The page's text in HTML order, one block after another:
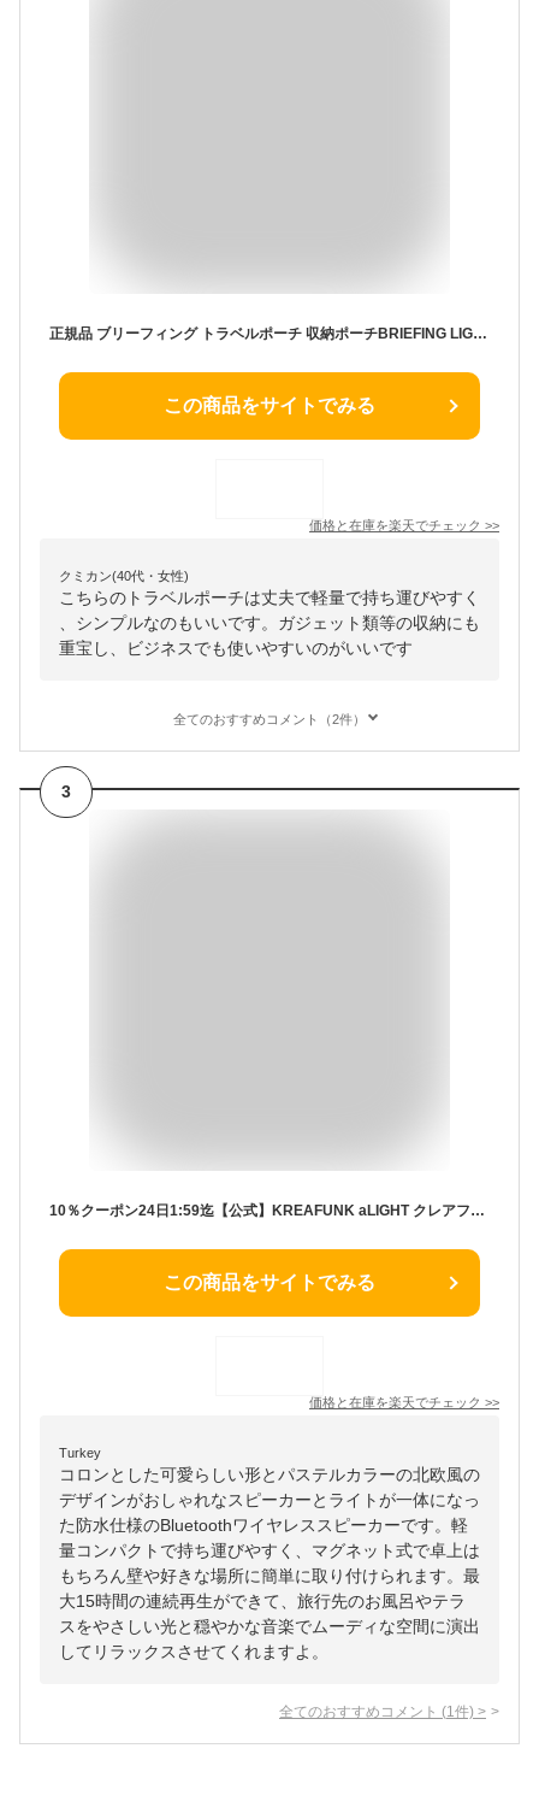
正規品 ブリーフィング トラベルポーチ 収納ポーチBRIEFING LIGHT BOX POUCH M BRA241A15 ライトボックスポーチ Mサイズマルチポーチ 旅行 ハンドル付き 取っ手付き 持運び バッグ ブランド メンズ レディース ソリッドライト◇おしゃれ ギフト 送料無料
この商品をサイトでみる
価格と在庫を楽天でチェック >>
クミカン(40代・女性)
こちらのトラベルポーチは丈夫で軽量で持ち運びやすく
、シンプルなのもいいです。ガジェット類等の収納にも
重宝し、ビジネスでも使いやすいのがいいです
全てのおすすめコメント（2件）
3
10％クーポン24日1:59迄【公式】KREAFUNK aLIGHT クレアファンク エーライト ワイヤレススピーカー IPX5 防水 小型 携帯 旅行 アウトドア デンマーク発 北欧デザイン かわいい ギフト プレゼント カラーバリエション 6色【国内正規品】
この商品をサイトでみる
価格と在庫を楽天でチェック >>
Turkey
コロンとした可愛らしい形とパステルカラーの北欧風の
デザインがおしゃれなスピーカーとライトが一体になっ
た防水仕様のBluetoothワイヤレススピーカーです。軽
量コンパクトで持ち運びやすく、マグネット式で卓上は
もちろん壁や好きな場所に簡単に取り付けられます。最
大15時間の連続再生ができて、旅行先のお風呂やテラ
スをやさしい光と穏やかな音楽でムーディな空間に演出
してリラックスさせてくれますよ。
全てのおすすめコメント (1 件) >